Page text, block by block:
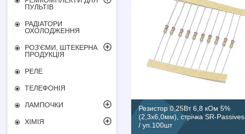
Резистор 0,25Вт 6,8 кОм 5%
(2,3х6,0мм), стрічка SR-Passives
/ уп.100шт
ПУЛЬТІВ
РАДІАТОРИ
ОХОЛОДЖЕННЯ
РОЗ'ЄМИ, ШТЕКЕРНА
ПРОДУКЦІЯ
РЕЛЕ
ТЕЛЕФОНІЯ
ЛАМПОЧКИ
ХІМІЯ